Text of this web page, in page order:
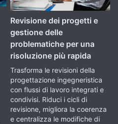
Revisione dei progetti e
gestione delle
problematiche per una
risoluzione più rapida
Trasforma le revisioni della
progettazione ingegneristica
con flussi di lavoro integrati e
condivisi. Riduci i cicli di
revisione, migliora la coerenza
e centralizza le modifiche di